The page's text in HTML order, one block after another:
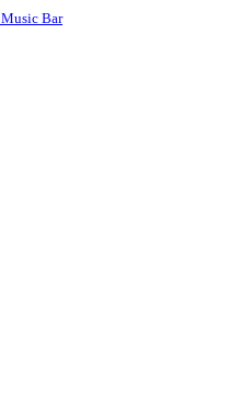
Music Bar